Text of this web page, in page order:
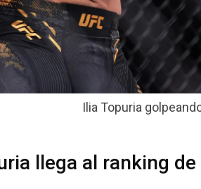
Ilia Topuria
llega al ranking